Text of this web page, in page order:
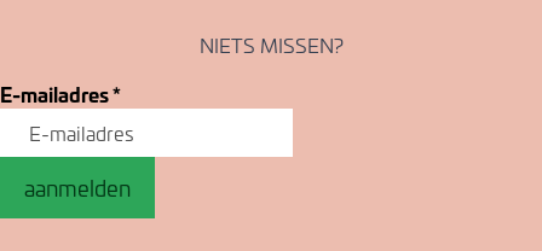
NIETS MISSEN?
E-mailadres*
aanmelden